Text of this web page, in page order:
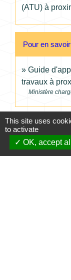
(ATU) à
Pour en
Guide
travaux à
Ministère
This site uses
to activate
OK, accept all